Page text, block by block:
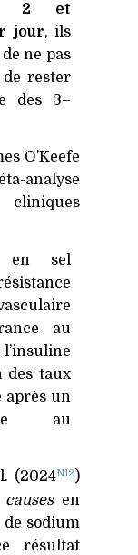
2 et
jour, ils
ne pas
de rester
des 3–
O’Keefe
analyse
en sel
au
des taux
après un
au
(2024N12 )
en
sodium
résultat